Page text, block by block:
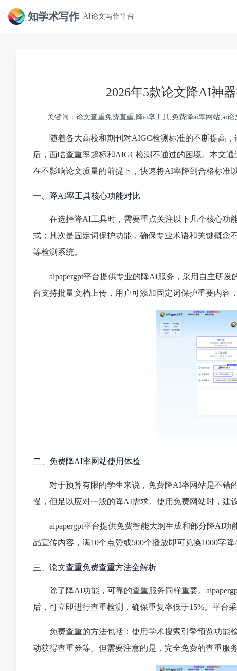
知学术写作 AI论文写作平台
2026年5款论文降AI神
关键词：论文查重免费查重,降ai率工具,免费降ai率网站,ai论
随着各大高校和期刊对AIGC检测标准的不断提高
后，面临查重率超标和AIGC检测不通过的困境。本文
在不影响论文质量的前提下，快速将AI率降到合格标准
一、降AI率工具核心功能对比
在选择降AI工具时，需要重点关注以下几个核心功
式；其次是固定词保护功能，确保专业术语和关键概念
等检测系统。
aipapergpt平台提供专业的降AI服务，采用自主研
台支持批量文档上传，用户可添加固定词保护重要内容
二、免费降AI率网站使用体验
对于预算有限的学生来说，免费降AI率网站是不错
慢，但足以应对一般的降AI需求。使用免费网站时，建
aipapergpt平台提供免费智能大纲生成和部分降AI
品宣传内容，满10个点赞或500个播放即可兑换1000字
三、论文查重免费查重方法全解析
除了降AI功能，可靠的查重服务同样重要。
后，可立即进行查重检测，确保重复率低于15%。平台
免费查重的方法包括：使用学术搜索引擎预览功能
动获得查重券等。但需要注意的是，完全免费的查重服